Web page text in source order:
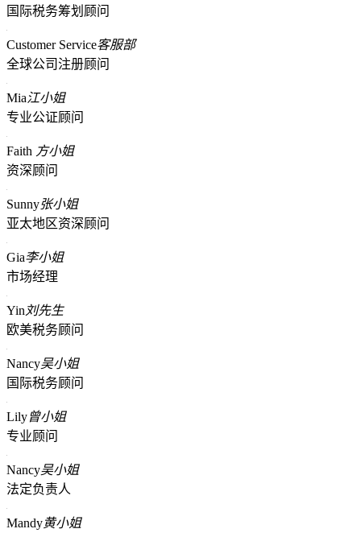
国际税务筹划顾问
Customer Service客服部
全球公司注册顾问
Mia江小姐
专业公证顾问
Faith 方小姐
资深顾问
Sunny张小姐
亚太地区资深顾问
Gia李小姐
市场经理
Yin 刘先生
欧美税务顾问
Nancy吴小姐
国际税务顾问
Lily曾小姐
专业顾问
Nancy吴小姐
法定负责人
Mandy黄小姐